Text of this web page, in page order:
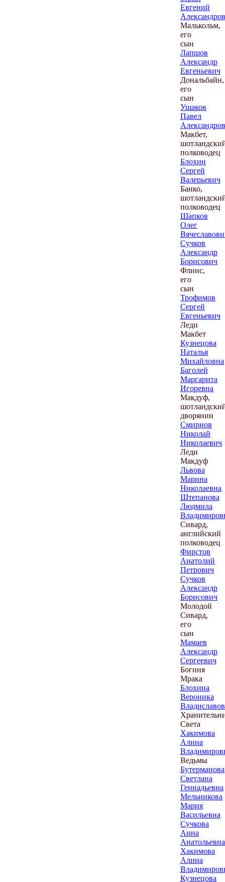
Евгений
Малькольм,
его
сын
Лапшов
Александр
Евгеньевич
Дональбайн,
его
сын
Ушаков
Павел
Макбет,
полководец
Блохин
Сергей
Валерьевич
Банко,
полководец
Шапков
Олег
Сучков
Александр
Борисович
Флинс,
его
сын
Трофимов
Сергей
Евгеньевич
Леди
Макбет
Кузнецова
Наталья
Михайловна
Баголей
Маргарита
Игоревна
Макдуф,
дворянин
Смирнов
Николай
Николаевич
Леди
Макдуф
Львова
Марина
Николаевна
Штепанова
Людмила
Сивард,
английский
полководец
Фирстов
Анатолий
Петрович
Сучков
Александр
Борисович
Молодой
Сивард,
его
сын
Мамаев
Александр
Сергеевич
Богиня
Мрака
Блохина
Вероника
Света
Хакимова
Алина
Ведьмы
Бутерманова
Светлана
Геннадьевна
Мельникова
Мария
Васильевна
Сучкова
Анна
Анатольевна
Хакимова
Алина
Кузнецова